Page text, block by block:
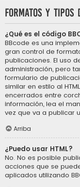
Formatos y tipos
¿Qué es el código
BBcode es una
gran control de
publicaciones. El uso
administración, pero
formulario de
similar en estilo al
encerrados entre
información, lea el
vez que va a publicar
Arriba
¿Puedo usar HTML?
No. No es posible
acciones que se
aplicados utilizando